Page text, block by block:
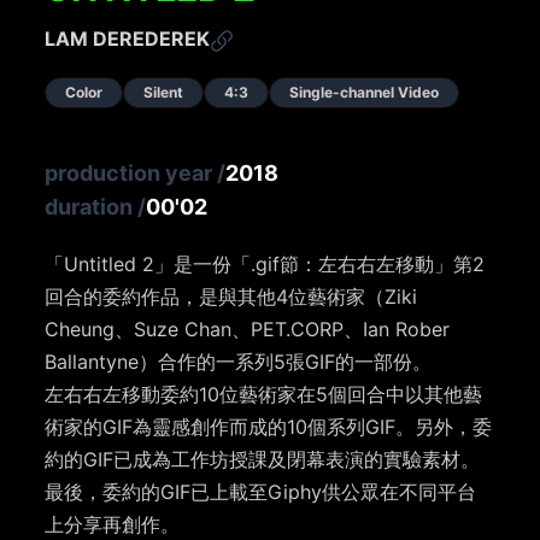
LAM DEREDEREK
Color Silent 4:3 Single-channel Video
production year /2018
duration /00'02
「Untitled 2」是一份「.gif節：左右右左移動」第2
回合的委約作品，是與其他4位藝術家（Ziki
Cheung、Suze Chan、PET.CORP、Ian Rober
Ballantyne）合作的一系列5張GIF的一部份。
左右右左移動委約10位藝術家在5個回合中以其他藝
術家的GIF為靈感創作而成的10個系列GIF。另外，委
約的GIF已成為工作坊授課及閉幕表演的實驗素材。
最後，委約的GIF已上載至Giphy供公眾在不同平台
上分享再創作。